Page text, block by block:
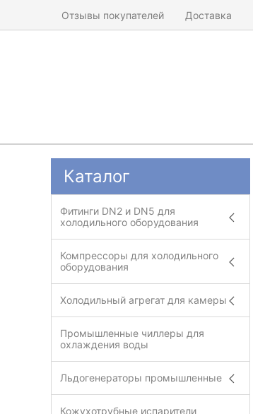
Отзывы покупателей Доставка
Каталог
Фитинги DN2 и DN5 для
холодильного оборудования
Компрессоры для холодильного
оборудования
Холодильный агрегат для камеры
Промышленные чиллеры для
охлаждения воды
Льдогенераторы промышленные
Кожухотрубные испарители